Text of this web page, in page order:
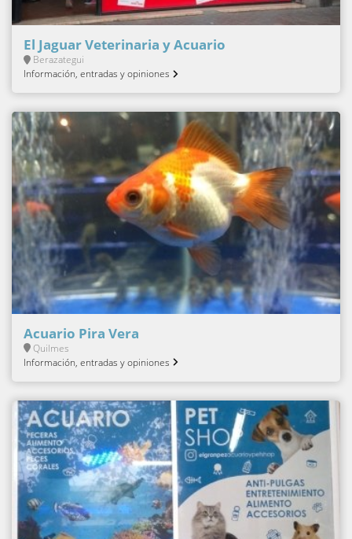
El Jaguar Veterinaria y Acuario
Berazategui
Información, entradas y opiniones
Acuario Pira Vera
Quilmes
Información, entradas y opiniones